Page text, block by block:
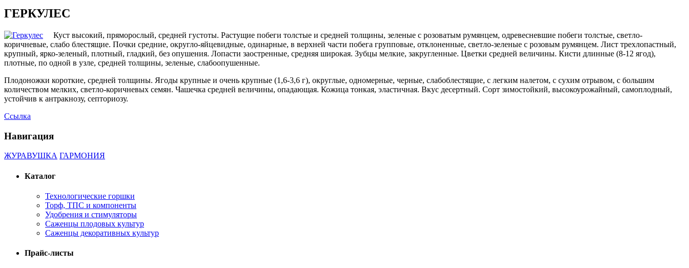
ГЕРКУЛЕС
Куст высокий, пряморослый, средней густоты. Растущие побеги толстые и средней толщины, зеленые с розоватым румянцем, одревесневшие побеги толстые, светло-
коричневые, слабо блестящие. Почки средние, округло-яйцевидные, одинарные, в верхней части побега групповые, отклоненные, светло-зеленые с розовым румянцем. Лист трехлопастный,
крупный, ярко-зеленый, плотный, гладкий, без опушения. Лопасти заостренные, средняя широкая. Зубцы мелкие, закругленные. Цветки средней величины. Кисти длинные (8-12 ягод),
плотные, по одной в узле, средней толщины, зеленые, слабоопушенные.
Плодоножки короткие, средней толщины. Ягоды крупные и очень крупные (1,6-3,6 г), округлые, одномерные, черные, слабоблестящие, с легким налетом, с сухим отрывом, с большим
количеством мелких, светло-коричневых семян. Чашечка средней величины, опадающая. Кожица тонкая, эластичная. Вкус десертный. Сорт зимостойкий, высокоурожайный, самоплодный,
устойчив к антракнозу, септориозу.
Ссылка
Навигация
ЖУРАВУШКА ГАРМОНИЯ
Каталог
Технологические горшки
Торф, ТПС и компоненты
Удобрения и стимуляторы
Саженцы плодовых культур
Саженцы декоративных культур
Прайс-листы